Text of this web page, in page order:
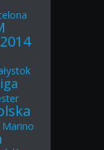
Marino